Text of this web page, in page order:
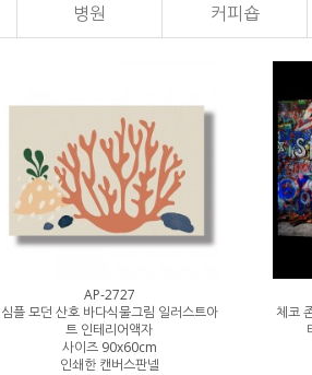
병원 커피숍
AP-2727
심플 모던 산호 바다식물그림 일러스트아
트 인테리어액자
사이즈 90x60cm
인쇄한 캔버스판넬
체코